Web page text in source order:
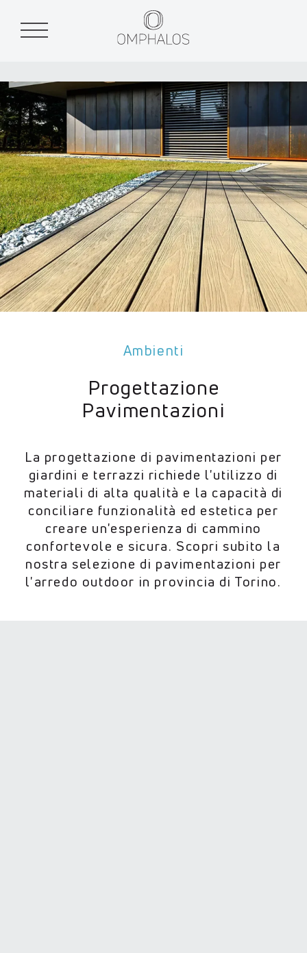
Ambienti
Progettazione
Pavimentazioni
La progettazione di pavimentazioni per
giardini e terrazzi richiede l'utilizzo di
materiali di alta qualità e la capacità di
conciliare funzionalità ed estetica per
creare un'esperienza di cammino
confortevole e sicura. Scopri subito la
nostra selezione di pavimentazioni per
l'arredo outdoor in provincia di Torino.